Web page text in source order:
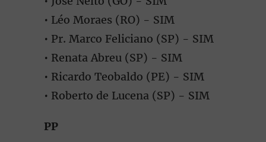
• Léo Moraes (RO) - SIM
• Pr. Marco Feliciano (SP) - SIM
• Renata Abreu (SP) - SIM
• Ricardo Teobaldo (PE) - SIM
• Roberto de Lucena (SP) - SIM
PP